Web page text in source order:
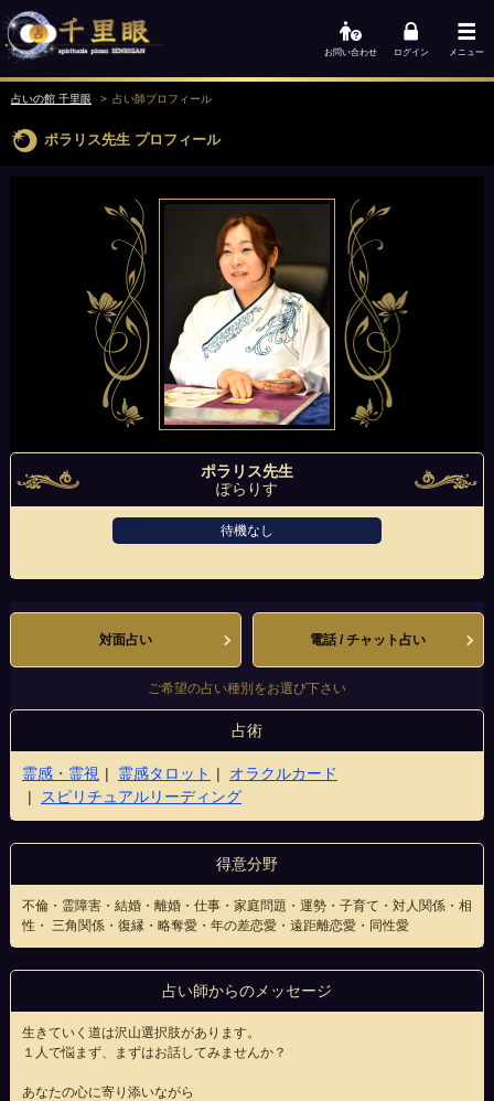
お問い合わせ ログイン メニュー
占いの館 千里眼 占い師プロフィール
ポラリス先生 プロフィール
ポラリス先生
ぽらりす
待機なし
対面占い 電話 / チャット占い
ご希望の占い種別をお選び下さい
占術
霊感・霊視 霊感タロット
オラクルカード
スピリチュアルリーディング
得意分野
不倫・霊障害・結婚・離婚・仕事・家庭問題・運勢・子育て・対人関係・相
性・ 三角関係・復縁・略奪愛・年の差恋愛・遠距離恋愛・同性愛
占い師からのメッセージ
生きていく道は沢山選択肢があります。
１人で悩まず、まずはお話してみませんか？
あなたの心に寄り添いながら